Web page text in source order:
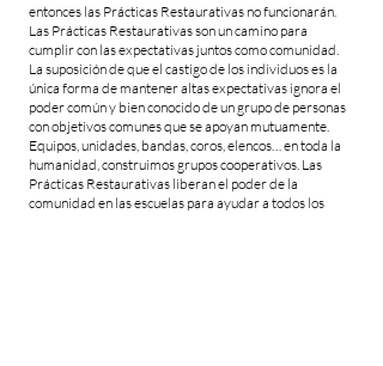
entonces las Prácticas Restaurativas no funcionarán.
Las Prácticas Restaurativas son un camino para
cumplir con las expectativas juntos como comunidad.
La suposición de que el castigo de los individuos es la
única forma de mantener altas expectativas ignora el
poder común y bien conocido de un grupo de personas
con objetivos comunes que se apoyan mutuamente.
Equipos, unidades, bandas, coros, elencos… en toda la
humanidad, construimos grupos cooperativos. Las
Prácticas Restaurativas liberan el poder de la
comunidad en las escuelas para ayudar a todos los